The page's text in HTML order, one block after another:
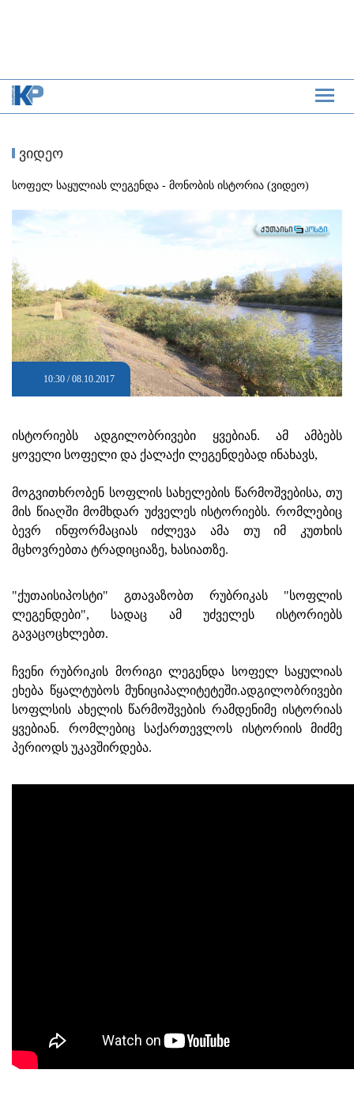
ვიდეო
სოფელ საყულიას ლეგენდა - მონობის ისტორია (ვიდეო)
10:30 / 08.10.2017
ისტორიებს ადგილობრივები ყვებიან. ამ ამბებს
ყოველი სოფელი და ქალაქი ლეგენდებად ინახავს,
მოგვითხრობენ სოფლის სახელების წარმოშვებისა, თუ
მის წიაღში მომხდარ უძველეს ისტორიებს. რომლებიც
ბევრ ინფორმაციას იძლევა ამა თუ იმ კუთხის
მცხოვრებთა ტრადიციაზე, ხასიათზე.
"ქუთაისიპოსტი" გთავაზობთ რუბრიკას "სოფლის
ლეგენდები", სადაც ამ უძველეს ისტორიებს
გავაცოცხლებთ.
ჩვენი რუბრიკის მორიგი ლეგენდა სოფელ საყულიას
ეხება წყალტუბოს მუნიციპალიტეტეში.ადგილობრივები
სოფლსის ახელის წარმოშვების რამდენიმე ისტორიას
ყვებიან. რომლებიც საქართევლოს ისტორიის მიძმე
პერიოდს უკავშირდება.